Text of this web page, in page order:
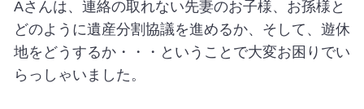
Aさんは、連絡の取れない先妻のお子様、お孫様と
どのように遺産分割協議を進めるか、そして、遊休
地をどうするか・・・ということで大変お困りでい
らっしゃいました。